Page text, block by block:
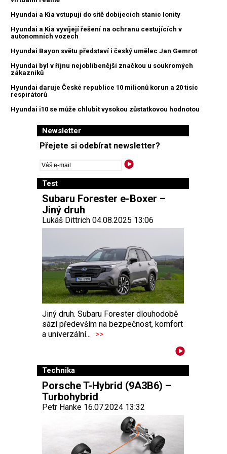
Hyundai a Kia vstupují do sítě dobíjecích stanic Ionity
Hyundai a Kia vyvíjejí řešení na ochranu cestujících v
autonomních vozech
Hyundai Bayon světu představí i český umělec Jan Gemrot
Hyundai byl v říjnu nejoblíbenější značkou u soukromých
zákazníků
Hyundai daruje České republice 10 milionů korun a 20 tisíc
respirátorů
Hyundai i10 se může chlubit vysokou zůstatkovou hodnotou
Newsletter
Přejete si odebírat newsletter?
Test
Subaru Forester e-Boxer –
Jiný druh
Lukáš Dittrich 04.08.2025 13:06
Jiný druh. Subaru Forester dlouhodobě
sází především na bezpečnost, komfort
a univerzální... >>
Technika
Porsche T-Hybrid (9A3B6) –
Turbohybrid
Petr Hanke 16.07.2024 13:32